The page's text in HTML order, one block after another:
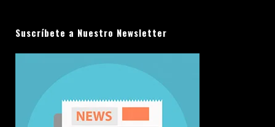
Suscríbete a Nuestro Newsletter